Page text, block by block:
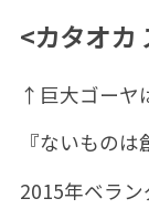
<カタオカ
↑巨大ゴーヤ
『ないものは
2015年ベラ